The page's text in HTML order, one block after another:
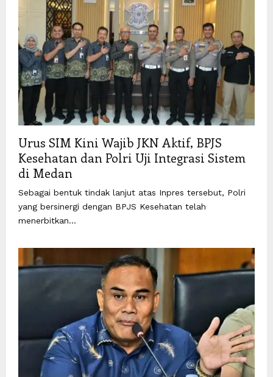
Urus SIM Kini Wajib JKN Aktif, BPJS
Kesehatan dan Polri Uji Integrasi Sistem
di Medan
Sebagai bentuk tindak lanjut atas Inpres tersebut, Polri
yang bersinergi dengan BPJS Kesehatan telah
menerbitkan...